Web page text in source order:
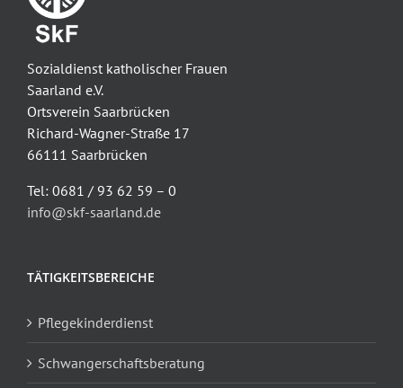
Sozialdienst katholischer Frauen
Saarland e.V.
Ortsverein Saarbrücken
Richard-Wagner-Straße 17
66111 Saarbrücken
Tel: 0681 / 93 62 59 – 0
info@skf-saarland.de
TÄTIGKEITSBEREICHE
Pflegekinderdienst
Schwangerschaftsberatung